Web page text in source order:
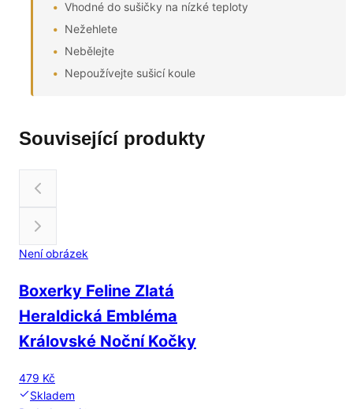
Vhodné do sušičky na nízké teploty
Nežehlete
Nebělejte
Nepoužívejte sušicí koule
Související produkty
Není obrázek
Boxerky Feline Zlatá
Heraldická Embléma
Královské Noční Kočky
479 Kč
Skladem